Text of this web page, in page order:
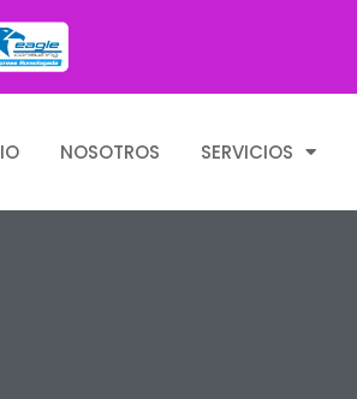
NOSOTROS SERVICIOS